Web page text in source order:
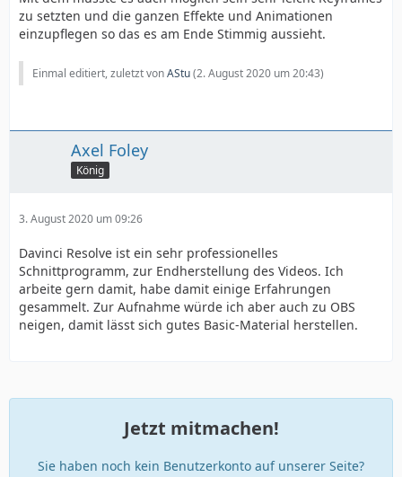
zu setzten und die ganzen Effekte und Animationen
einzupflegen so das es am Ende Stimmig aussieht.
Einmal editiert, zuletzt vonAStu(2. August 2020 um 20:43)
Axel Foley
König
3. August 2020 um 09:26
Davinci Resolve ist ein sehr professionelles
Schnittprogramm, zur Endherstellung des Videos. Ich
arbeite gern damit, habe damit einige Erfahrungen
gesammelt. Zur Aufnahme würde ich aber auch zu OBS
neigen, damit lässt sich gutes Basic-Material herstellen.
Jetzt mitmachen!
Sie haben noch kein Benutzerkonto auf unserer Seite?